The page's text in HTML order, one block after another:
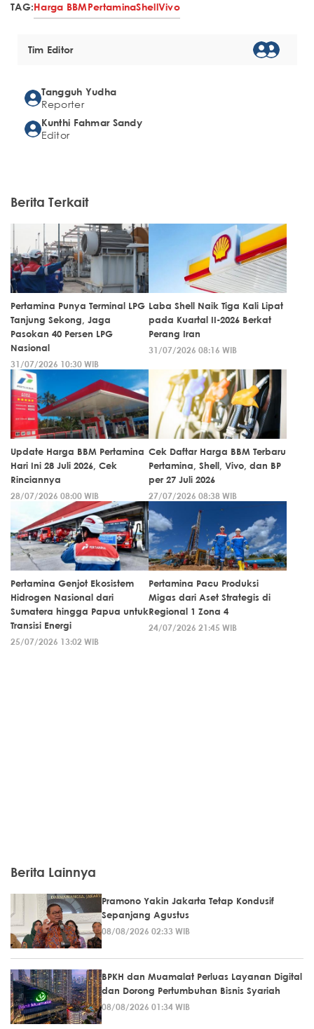
TAG:Harga BBMPertaminaShellVivo
Tim Editor
Tangguh Yudha
Reporter
Kunthi Fahmar Sandy
Editor
Berita Terkait
Pertamina Punya Terminal LPG
Tanjung Sekong, Jaga
Pasokan 40 Persen LPG
Nasional
31/07/2026 10:30 WIB
Laba Shell Naik Tiga Kali Lipat
pada Kuartal II-2026 Berkat
Perang Iran
31/07/2026 08:16 WIB
Update Harga BBM Pertamina
Hari Ini 28 Juli 2026, Cek
Rinciannya
28/07/2026 08:00 WIB
Cek Daftar Harga BBM Terbaru
Pertamina, Shell, Vivo, dan BP
per 27 Juli 2026
27/07/2026 08:38 WIB
Pertamina Genjot Ekosistem
Hidrogen Nasional dari
Sumatera hingga Papua untuk
Transisi Energi
25/07/2026 13:02 WIB
Pertamina Pacu Produksi
Migas dari Aset Strategis di
Regional 1 Zona 4
24/07/2026 21:45 WIB
Berita Lainnya
Pramono Yakin Jakarta Tetap Kondusif
Sepanjang Agustus
08/08/2026 02:33 WIB
BPKH dan Muamalat Perluas Layanan Digital
dan Dorong Pertumbuhan Bisnis Syariah
08/08/2026 01:34 WIB